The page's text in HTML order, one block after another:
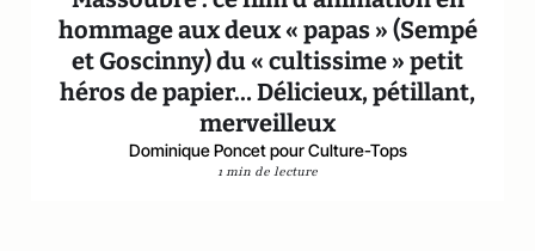
hommage aux deux « papas » (Sempé
et Goscinny) du « cultissime » petit
héros de papier… Délicieux, pétillant,
merveilleux
Dominique Poncet pour Culture-Tops
1 min de lecture